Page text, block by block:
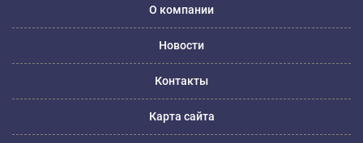
О компании
Новости
Контакты
Карта сайта